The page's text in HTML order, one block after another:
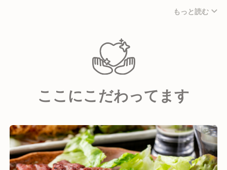
メンバー同士のコミュニケーションが活発で、新しく
当社の平均勤続年数は10年以上で、アルバイトの方も
長期間活躍しており、スタッフの定着率の高さが特徴
また、自由度が高く個性を活かして働ける職場環境を
大切にしています。
寧に指導しますので、安心してご就業いただけます！
もっと読む
ここにこだわってます